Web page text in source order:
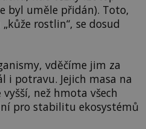
byl uměle přidán). Toto,
rostlin“, se dosud
vděčíme jim za
i potravu. Jejich masa na
než hmota všech
pro stabilitu ekosystémů